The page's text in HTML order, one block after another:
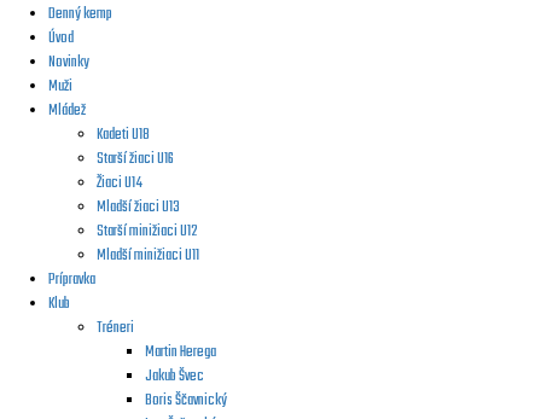
Denný kemp
Úvod
Novinky
Muži
Mládež
Kadeti U18
Starší žiaci U16
Žiaci U14
Mladší žiaci U13
Starší minižiaci U12
Mladší minižiaci U11
Prípravka
Klub
Tréneri
Martin Herega
Jakub Švec
Boris Ščavnický